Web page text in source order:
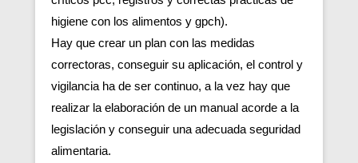
higiene con los alimentos y gpch).
Hay que crear un plan con las medidas
correctoras, conseguir su aplicación, el control y
vigilancia ha de ser continuo, a la vez hay que
realizar la elaboración de un manual acorde a la
legislación y conseguir una adecuada seguridad
alimentaria.